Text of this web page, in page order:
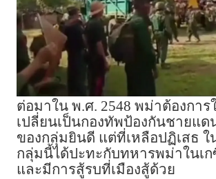
ต่อมาใน พ.ศ. 2548 พม่าต้องกา
เปลี่ยนเป็นกองทัพป้องกันชายแด
ของกลุ่มยินดี แต่ที่เหลือปฏิเสธ ใ
กลุ่มนี้ได้ปะทะกับทหารพม่าในเ
และมีการสู้รบที่เมืองสู้ด้วย